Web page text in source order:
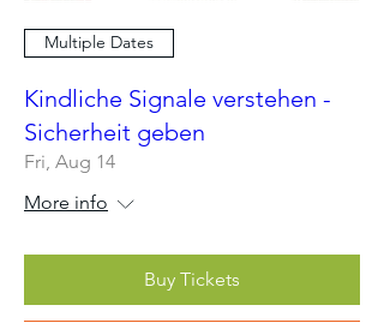
Multiple Dates
Kindliche Signale verstehen -
Sicherheit geben
Fri, Aug 14
More info
Buy Tickets